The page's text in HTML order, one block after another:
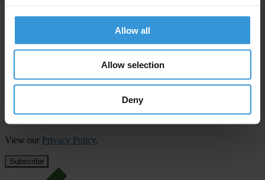
Allow all
Allow selection
Deny
Subscribe to our weekly newsletter
First name*
Email address*
View our Privacy Policy.